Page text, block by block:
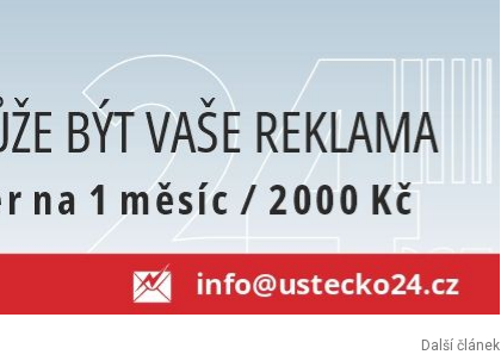
Další článek